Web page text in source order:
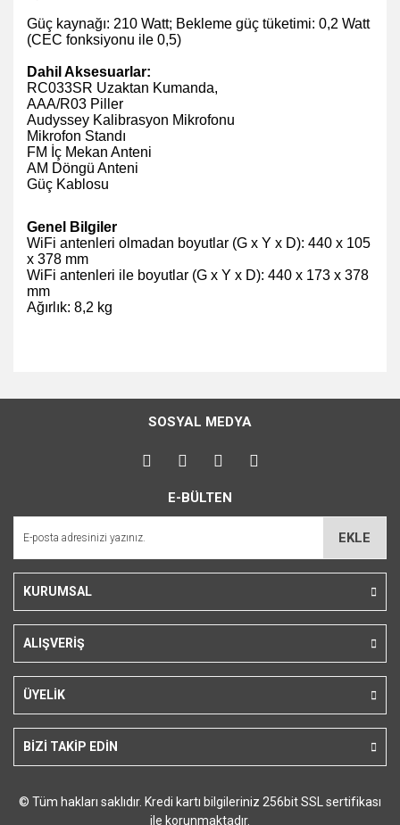
Güç kaynağı: 210 Watt; Bekleme güç tüketimi: 0,2 Watt
(CEC fonksiyonu ile 0,5)
Dahil Aksesuarlar:
RC033SR Uzaktan Kumanda,
AAA/R03 Piller
Audyssey Kalibrasyon Mikrofonu
Mikrofon Standı
FM İç Mekan Anteni
AM Döngü Anteni
Güç Kablosu
Genel Bilgiler
WiFi antenleri olmadan boyutlar (G x Y x D): 440 x 105
x 378 mm
WiFi antenleri ile boyutlar (G x Y x D): 440 x 173 x 378
mm
Ağırlık: 8,2 kg
konularda yetersiz gördüğünüz noktaları öneri formunu
kullanarak tarafımıza iletebilirsiniz.
Görüş ve önerileriniz için teşekkür ederiz.
Ürün açıklamasında eksik bilgiler bulunuyor.
Bu ürüne benzer farklı alternatifler olmalı.
SOSYAL MEDYA
E-BÜLTEN
EKLE
KURUMSAL
ALIŞVERİŞ
ÜYELİK
BİZİ TAKİP EDİN
© Tüm hakları saklıdır. Kredi kartı bilgileriniz 256bit SSL sertifikası
ile korunmaktadır.